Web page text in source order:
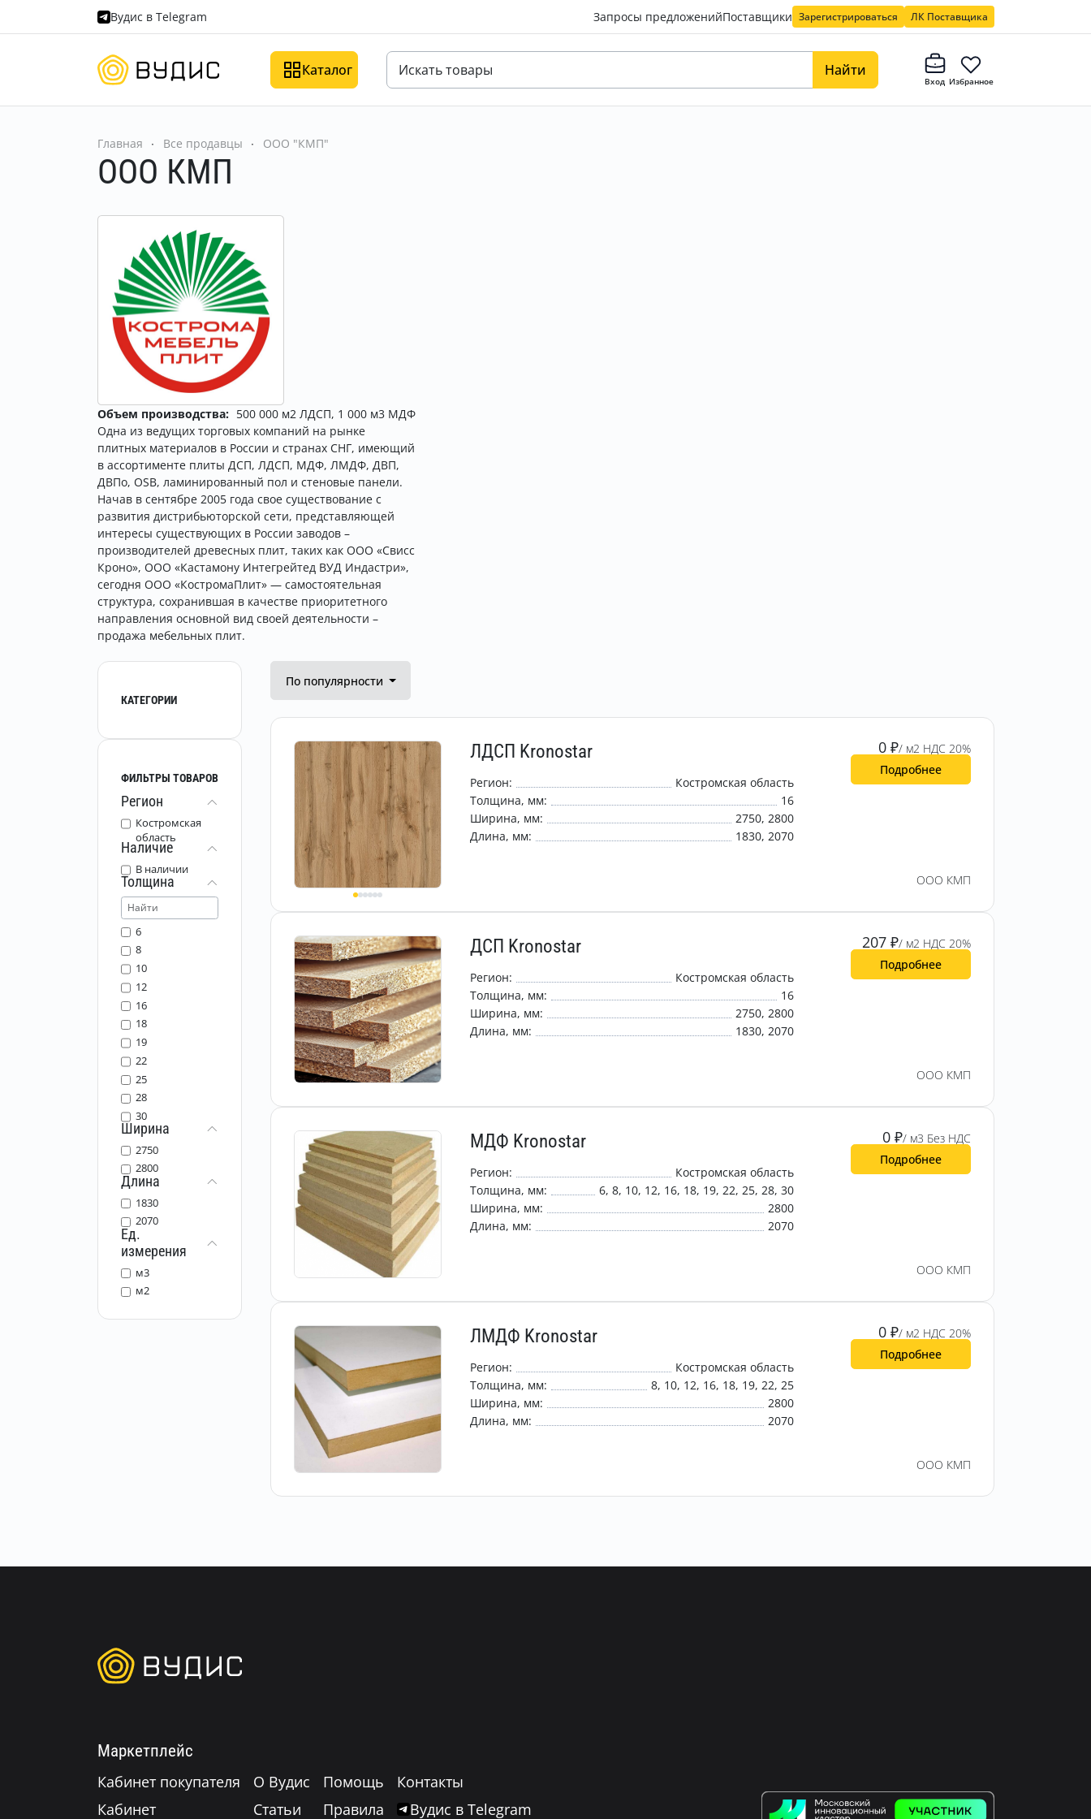
Вудис в Telegram Запросы предложенийПоставщики Зарегистрироваться ЛК Поставщика
Каталог Найти
Вход Избранное
Главная Все продавцы ООО "КМП"
ООО КМП
Объем производства: 500 000 м2 ЛДСП, 1 000 м3 МДФ
Одна из ведущих торговых компаний на рынке
плитных материалов в России и странах СНГ, имеющий
в ассортименте плиты ДСП, ЛДСП, МДФ, ЛМДФ, ДВП,
ДВПо, OSB, ламинированный пол и стеновые панели.
Начав в сентябре 2005 года свое существование с
развития дистрибьюторской сети, представляющей
интересы существующих в России заводов –
производителей древесных плит, таких как ООО «Свисс
Кроно», ООО «Кастамону Интегрейтед ВУД Индастри»,
сегодня ООО «КостромаПлит» — самостоятельная
структура, сохранившая в качестве приоритетного
направления основной вид своей деятельности –
продажа мебельных плит.
КАТЕГОРИИ
ФИЛЬТРЫ ТОВАРОВ
Регион
Костромская
область
Наличие
В наличии
Толщина
6
8
10
12
16
18
19
22
25
28
30
Ширина
2750
2800
Длина
1830
2070
Ед.
измерения
м3
м2
По популярности
ЛДСП Kronostar
Регион:
Костромская область
Толщина, мм:
16
Ширина, мм:
2750, 2800
Длина, мм:
1830, 2070
0 ₽/ м2 НДС 20%
Подробнее
ООО КМП
ДСП Kronostar
Регион:
Костромская область
Толщина, мм:
16
Ширина, мм:
2750, 2800
Длина, мм:
1830, 2070
207 ₽/ м2 НДС 20%
Подробнее
ООО КМП
МДФ Kronostar
Регион:
Костромская область
Толщина, мм:
6, 8, 10, 12, 16, 18, 19, 22, 25, 28, 30
Ширина, мм:
2800
Длина, мм:
2070
0 ₽/ м3 Без НДС
Подробнее
ООО КМП
ЛМДФ Kronostar
Регион:
Костромская область
Толщина, мм:
8, 10, 12, 16, 18, 19, 22, 25
Ширина, мм:
2800
Длина, мм:
2070
0 ₽/ м2 НДС 20%
Подробнее
ООО КМП
Маркетплейс
Кабинет покупателя
Кабинет
О Вудис
Статьи
Помощь
Правила
Контакты
Вудис в Telegram